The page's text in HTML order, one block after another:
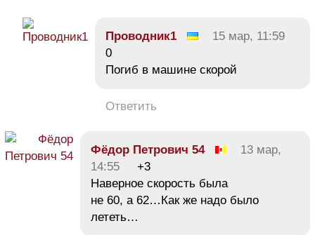
Проводник1
15 мар, 11:59
0
Погиб в машине скорой
Ответить
Фёдор Петрович 54
13 мар,
14:55
+3
Наверное скорость была
не 60, а 62…Как же надо было
лететь…